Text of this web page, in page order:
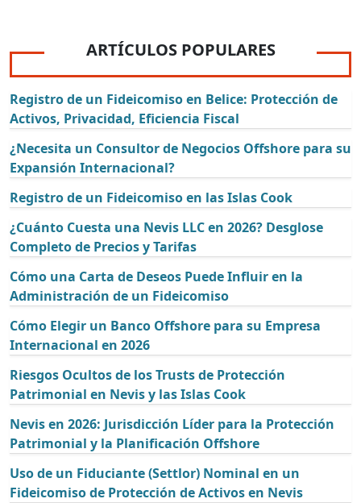
ARTÍCULOS POPULARES
Registro de un Fideicomiso en Belice: Protección de
Activos, Privacidad, Eficiencia Fiscal
¿Necesita un Consultor de Negocios Offshore para su
Expansión Internacional?
Registro de un Fideicomiso en las Islas Cook
¿Cuánto Cuesta una Nevis LLC en 2026? Desglose
Completo de Precios y Tarifas
Cómo una Carta de Deseos Puede Influir en la
Administración de un Fideicomiso
Cómo Elegir un Banco Offshore para su Empresa
Internacional en 2026
Riesgos Ocultos de los Trusts de Protección
Patrimonial en Nevis y las Islas Cook
Nevis en 2026: Jurisdicción Líder para la Protección
Patrimonial y la Planificación Offshore
Uso de un Fiduciante (Settlor) Nominal en un
Fideicomiso de Protección de Activos en Nevis